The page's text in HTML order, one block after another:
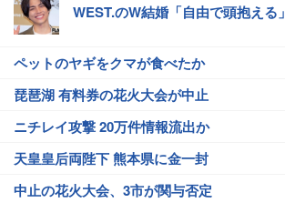
WEST.のW結婚「自由で頭抱える」
ペットのヤギをクマが食べたか
琵琶湖 有料券の花火大会が中止
ニチレイ攻撃 20万件情報流出か
天皇皇后両陛下 熊本県に金一封
中止の花火大会、3市が関与否定